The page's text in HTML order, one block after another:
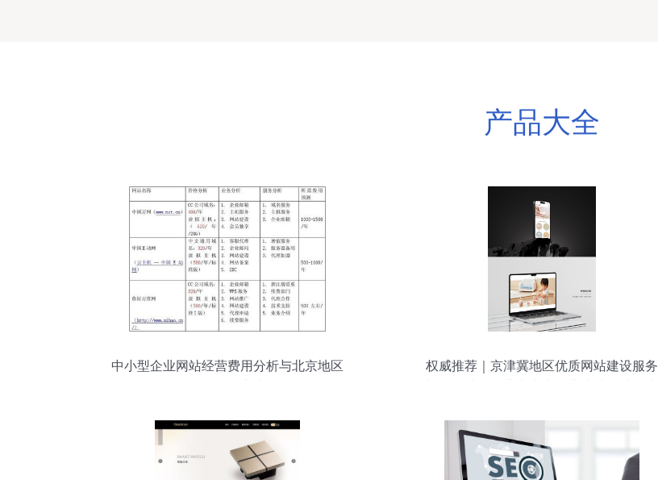
产品大全
中小型企业网站经营费用分析与北京地区
权威推荐｜京津冀地区优质网站建设服务